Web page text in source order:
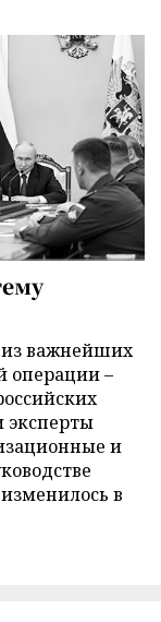
важнейших
операции –
эксперты
и
в